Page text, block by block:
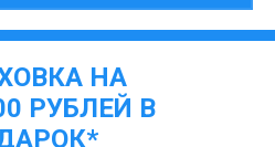
НА
РУБЛЕЙ В